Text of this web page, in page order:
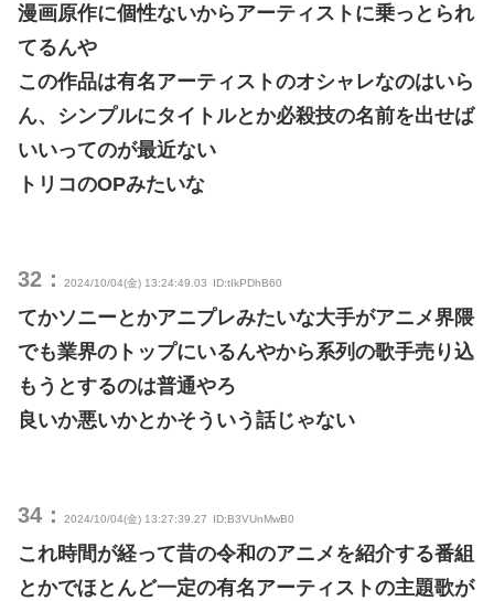
漫画原作に個性ないからアーティストに乗っとられ
てるんや
この作品は有名アーティストのオシャレなのはいら
ん、シンプルにタイトルとか必殺技の名前を出せば
いいってのが最近ない
トリコのOPみたいな
32： 2024/10/04(金) 13:24:49.03 ID:tIkPDhB60
てかソニーとかアニプレみたいな大手がアニメ界隈
でも業界のトップにいるんやから系列の歌手売り込
もうとするのは普通やろ
良いか悪いかとかそういう話じゃない
34： 2024/10/04(金) 13:27:39.27 ID:B3VUnMwB0
これ時間が経って昔の令和のアニメを紹介する番組
とかでほとんど一定の有名アーティストの主題歌が